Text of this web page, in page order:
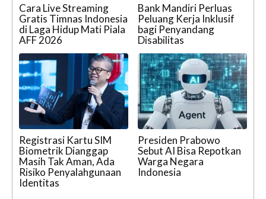
Cara Live Streaming
Gratis Timnas Indonesia
di Laga Hidup Mati Piala
AFF 2026
Bank Mandiri Perluas
Peluang Kerja Inklusif
bagi Penyandang
Disabilitas
Registrasi Kartu SIM
Biometrik Dianggap
Masih Tak Aman, Ada
Risiko Penyalahgunaan
Identitas
Presiden Prabowo
Sebut AI Bisa Repotkan
Warga Negara
Indonesia